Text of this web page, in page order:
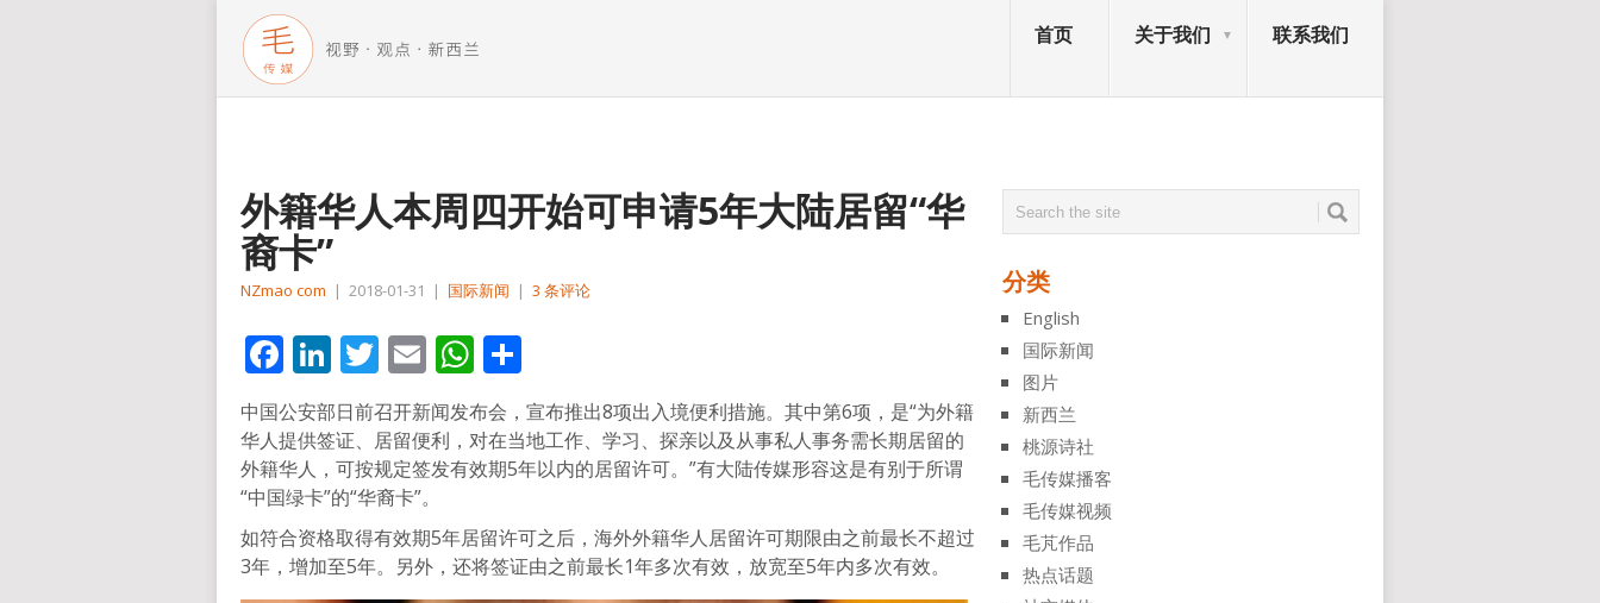
首页 关于我们 联系我们
外籍华人本周四开始可申请5年大陆居留“华
裔卡”
NZmao com | 2018-01-31 | 国际新闻 | 3 条评论
Facebook
LinkedIn
Twitter
EmailWhatsApp
享
中国公安部日前召开新闻发布会，宣布推出8项出入境便利措施。其中第6项，是“为外籍
华人提供签证、居留便利，对在当地工作、学习、探亲以及从事私人事务需长期居留的
外籍华人，可按规定签发有效期5年以内的居留许可。”有大陆传媒形容这是有别于所谓
“中国绿卡”的“华裔卡”。
如符合资格取得有效期5年居留许可之后，海外外籍华人居留许可期限由之前最长不超过
3年，增加至5年。另外，还将签证由之前最长1年多次有效，放宽至5年内多次有效。
分类
English
国际新闻
图片
新西兰
桃源诗社
毛传媒播客
毛传媒视频
毛芃作品
热点话题